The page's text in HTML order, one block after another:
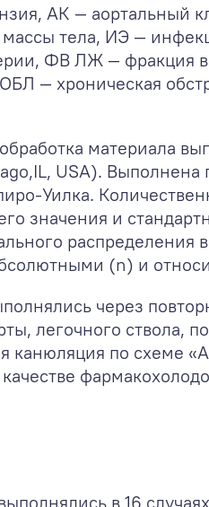
АК — аортальный
тела, ИЭ —
ФВ ЛЖ —
— хроническая
материала
USA).
Уилка.
значения и
(n) и
через
легочного ствола,
канюляция по схеме
в 16